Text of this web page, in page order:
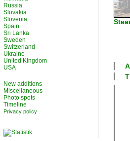
Russia
Slovakia
Slovenia
Spain
Sri Lanka
Sweden
Switzerland
Ukraine
United Kingdom
USA
New additions
Miscellaneous
Photo spots
Timeline
Privacy policy